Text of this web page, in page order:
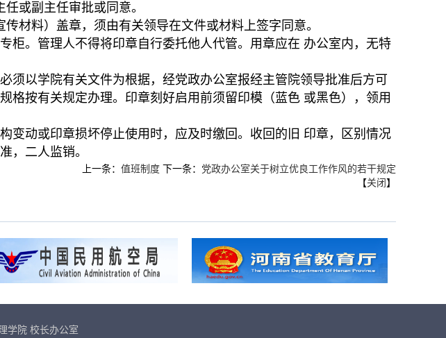
或副主任审批或同意。
料）盖章，须由有关领导在文件或材料上签字同意。
柜。管理人不得将印章自行委托他人代管。用章应在 办公室内，无特
须以学院有关文件为根据，经党政办公室报经主管院领导批准后方可
格按有关规定办理。印章刻好启用前须留印模（蓝色 或黑色），领用
变动或印章损坏停止使用时，应及时缴回。收回的旧 印章，区别情况
，二人监销。
上一条： 值班制度 下一条： 党政办公室关于树立优良工作作风的若干规定
【关闭】
学院 校长办公室